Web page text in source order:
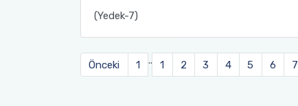
(Yedek-7)
Önceki 1 .. 1 2 3 4 5 6 7
Spor Bilimleri Fakültesi
Su Ürünleri Fakültesi